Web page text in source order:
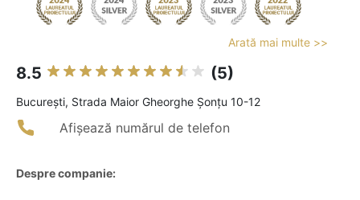
Arată mai multe >>
8.5 (5)
Bucureşti, Strada Maior Gheorghe Șonțu 10-12
Afișează numărul de telefon
Despre companie: